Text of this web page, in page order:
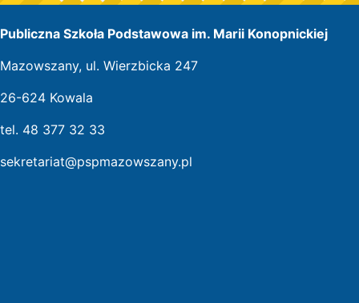
Publiczna Szkoła Podstawowa im. Marii Konopnickiej
Mazowszany, ul. Wierzbicka 247
26-624 Kowala
tel. 48 377 32 33
sekretariat@pspmazowszany.pl